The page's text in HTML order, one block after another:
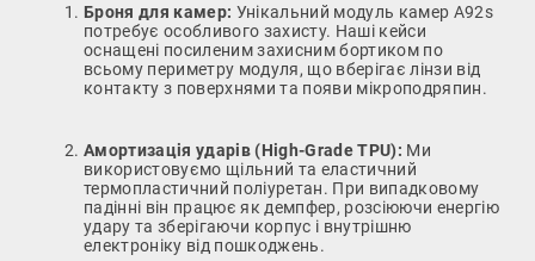
Броня для камер: Унікальний модуль камер А92s
потребує особливого захисту. Наші кейси
оснащені посиленим захисним бортиком по
всьому периметру модуля, що вберігає лінзи від
контакту з поверхнями та появи мікроподряпин.
Амортизація ударів (High-Grade TPU): Ми
використовуємо щільний та еластичний
термопластичний поліуретан. При випадковому
падінні він працює як демпфер, розсіюючи енергію
удару та зберігаючи корпус і внутрішню
електроніку від пошкоджень.